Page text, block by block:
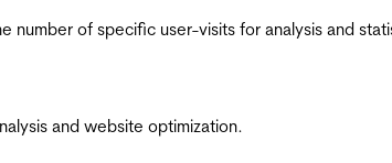
number of specific user-visits for analysis and
and website optimization.